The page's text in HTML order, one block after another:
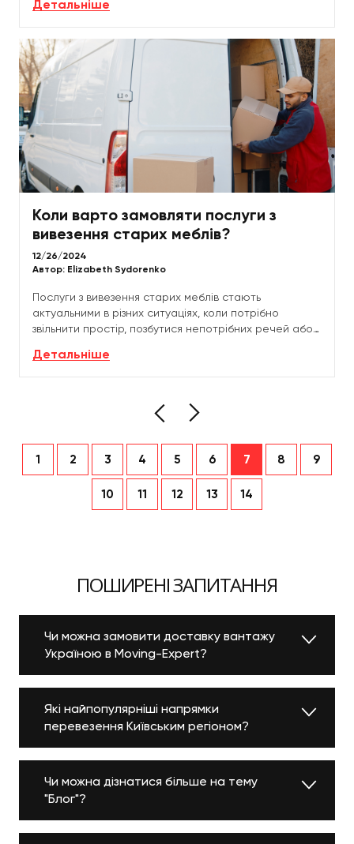
Детальніше
Коли варто замовляти послуги з
вивезення старих меблів?
12/26/2024
Автор: Elizabeth Sydorenko
Послуги з вивезення старих меблів стають
актуальними в різних ситуаціях, коли потрібно
звільнити простір, позбутися непотрібних речей або
варто...
Детальніше
1 2 3 4 5 6 7 8 9
10 11 12 13 14
ПОШИРЕНІ ЗАПИТАННЯ
Чи можна замовити доставку вантажу
Україною в Moving-Expert?
Які найпопулярніші напрямки
перевезення Київським регіоном?
Чи можна дізнатися більше на тему
"Блог"?